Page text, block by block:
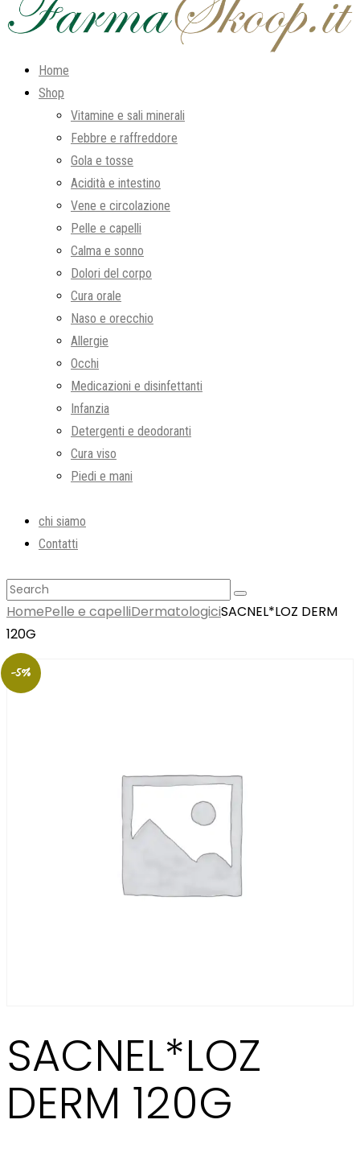
Home
Shop
Vitamine e sali minerali
Febbre e raffreddore
Gola e tosse
Acidità e intestino
Vene e circolazione
Pelle e capelli
Calma e sonno
Dolori del corpo
Cura orale
Naso e orecchio
Allergie
Occhi
Medicazioni e disinfettanti
Infanzia
Detergenti e deodoranti
Cura viso
Piedi e mani
chi siamo
Contatti
HomePelle e capelliDermatologiciSACNEL*LOZ DERM
120G
-5%
SACNEL*LOZ
DERM 120G